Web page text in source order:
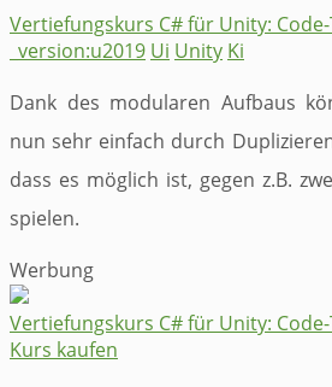
Vertiefungskurs C# für Unity:
_version:u2019 Ui Unity Ki
Dank des modularen Aufbaus
nun sehr einfach durch
dass es möglich ist, gegen z.B.
spielen.
Werbung
Vertiefungskurs C# für Unity:
Kurs kaufen